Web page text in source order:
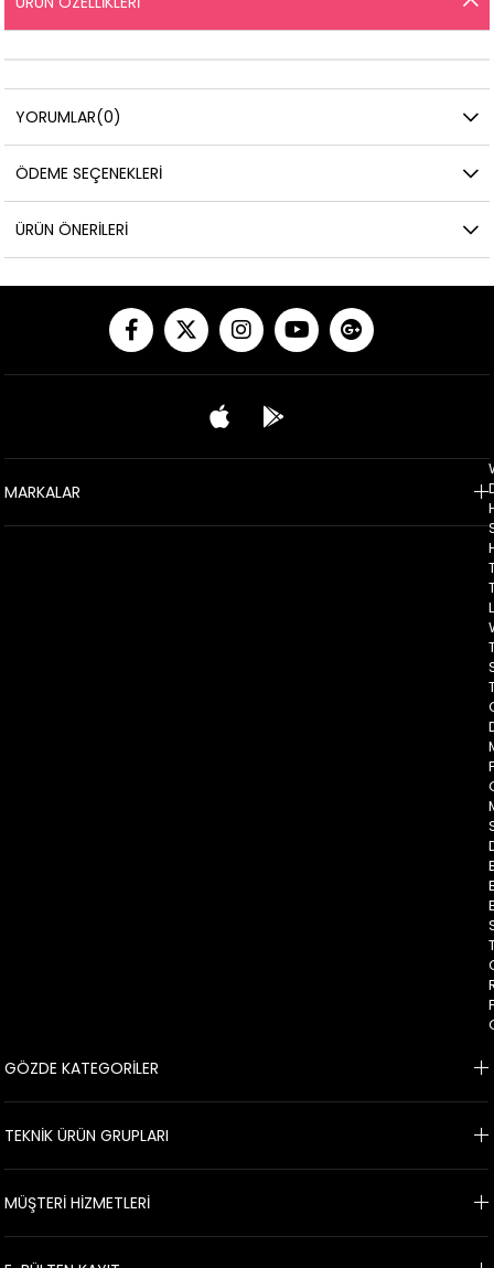
YORUMLAR(0)
ÖDEME SEÇENEKLERI
ÜRÜN ÖNERILERI
MARKALAR
GÖZDE KATEGORİLER
TEKNİK ÜRÜN GRUPLARI
MÜŞTERİ HİZMETLERİ